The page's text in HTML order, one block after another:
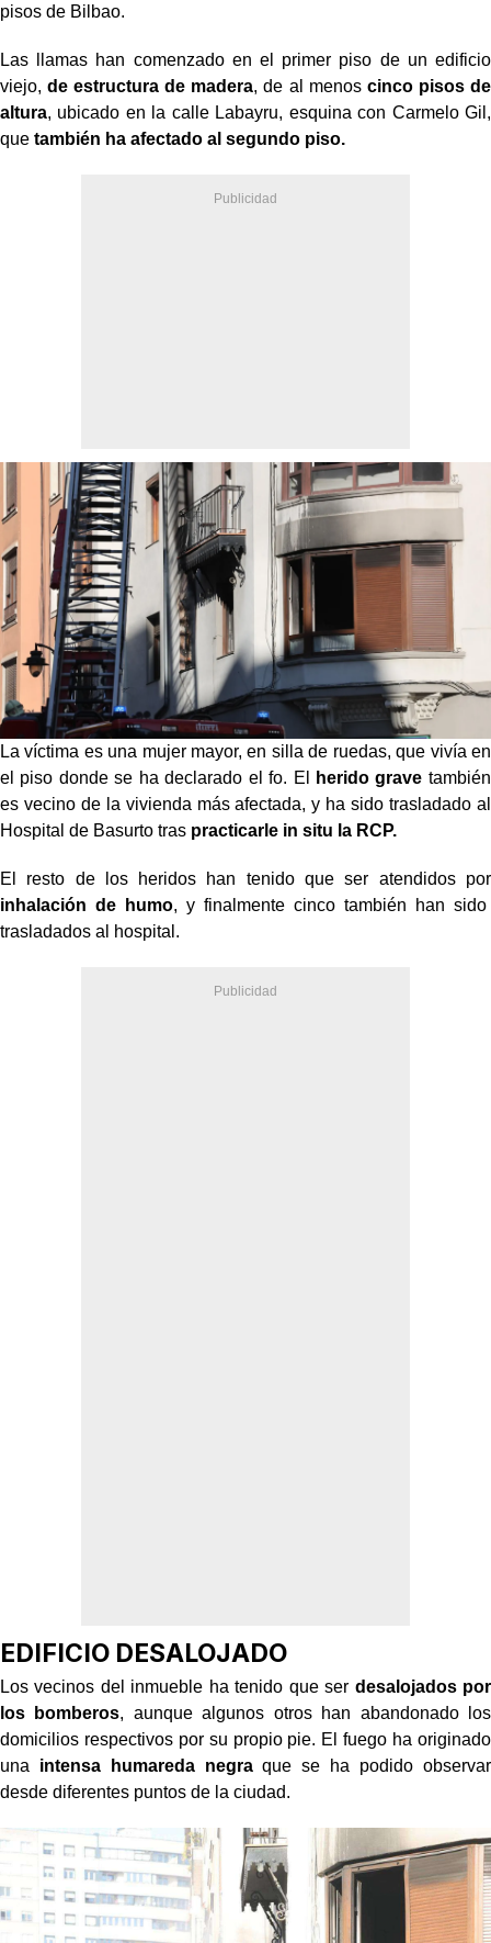
pisos de Bilbao.
Las llamas han comenzado en el primer piso de un edificio
viejo,de estructura de madera, de al menos cinco pisos de
altura, ubicado en la calle Labayru, esquina con Carmelo Gil,
que también ha afectado al segundo piso.
La víctima es una mujer mayor, en silla de ruedas, que vivía en
el piso donde se ha declarado el fo. El
herido grave también
es vecino de la vivienda más afectada, y ha sido trasladado al
Hospital de Basurto tras practicarle in situ la RCP.
El resto de los heridos han tenido que ser atendidos por
inhalación de humo, y finalmente cinco también han sido
trasladados al hospital.
EDIFICIO DESALOJADO
Los vecinos del inmueble ha tenido que ser desalojados por
los bomberos, aunque algunos otros han abandonado los
domicilios respectivos por su propio pie. El fuego ha originado
una intensa humareda negraque se ha podido observar
desde diferentes puntos de la ciudad.